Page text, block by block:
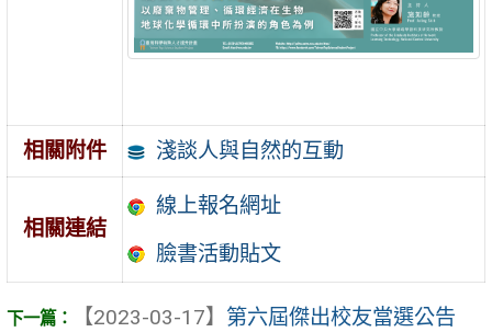
相關附件 淺談人與自然的互動
相關連結
線上報名網址
臉書活動貼文
【2023-03-17】 第六屆傑出校友當選公告